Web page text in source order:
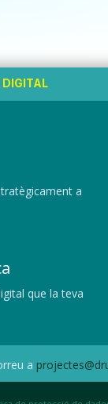
DIGITAL
a
que la teva
a